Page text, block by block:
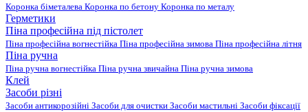
Коронка біметалева Коронка по бетону Коронка по металу
Герметики
Піна професійна під пістолет
Піна професійна вогнестійка Піна професійна зимова Піна професійна літня
Піна ручна
Піна ручна вогнестійка Піна ручна звичайна Піна ручна зимова
Клей
Засоби різні
Засоби антикорозійні Засоби для очистки Засоби мастильні Засоби фіксації